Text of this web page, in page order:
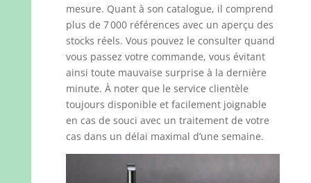
mesure. Quant à son catalogue, il comprend
plus de 7 000 références avec un aperçu des
stocks réels. Vous pouvez le consulter quand
vous passez votre commande, vous évitant
ainsi toute mauvaise surprise à la dernière
minute. À noter que le service clientèle
toujours disponible et facilement joignable
en cas de souci avec un traitement de votre
cas dans un délai maximal d’une semaine.